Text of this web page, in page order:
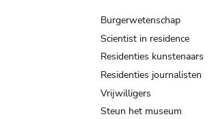
Burgerwetenschap
Scientist in residence
Residenties kunstenaars
Residenties journalisten
Vrijwilligers
Steun het museum